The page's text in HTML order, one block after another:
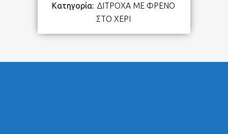
Κατηγορία: ΔΙΤΡΟΧΑ ΜΕ ΦΡΕΝΟ
ΣΤΟ ΧΕΡΙ